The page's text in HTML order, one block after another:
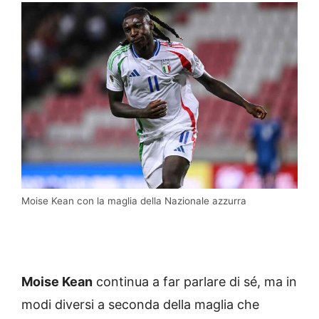
Moise Kean con la maglia della Nazionale azzurra
Moise Kean continua a far parlare di sé, ma in
modi diversi a seconda della maglia che